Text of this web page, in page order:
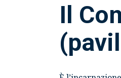
Il